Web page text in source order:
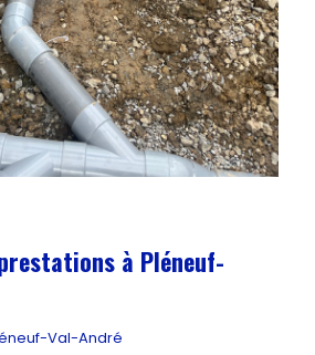
à Pléneuf-
Val-André